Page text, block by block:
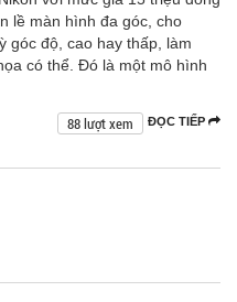
lề màn hình đa góc, cho
góc độ, cao hay thấp, làm
có thể. Đó là một mô hình
ĐỌC TIẾP
88 lượt xem